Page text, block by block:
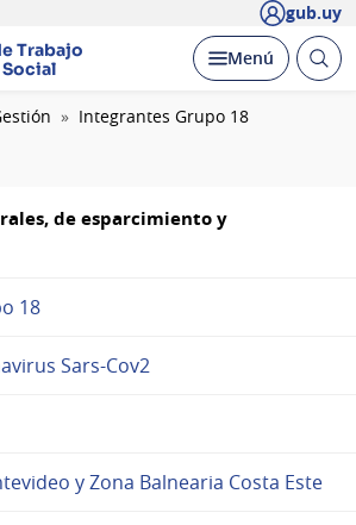
gub.uy
Trabajo
Desplegar
Menú Abrir
Integrantes Grupo 18
de esparcimiento y
18
Sars-Cov2
y Zona Balnearia Costa Este